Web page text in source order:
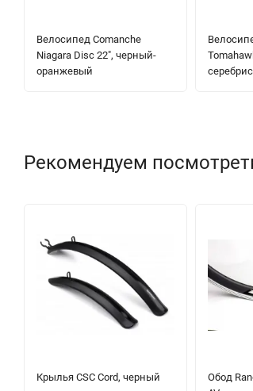
Велосипед Comanche
Niagara Disc 22", черный-
оранжевый
Рекомендуем
Крылья CSC Cord, черный
Обод